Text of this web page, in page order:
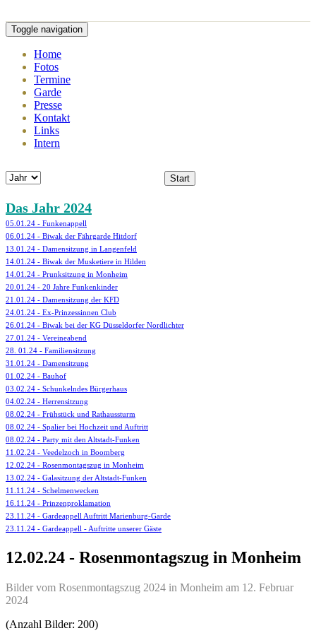
Toggle navigation
Home
Fotos
Termine
Garde
Presse
Kontakt
Links
Intern
Start
Das Jahr 2024
05.01.24 - Funkenappell
06.01.24 - Biwak der Fährgarde Hitdorf
13.01.24 - Damensitzung in Langenfeld
14.01.24 - Biwak der Musketiere in Hilden
14.01.24 - Prunksitzung in Monheim
20.01.24 - 20 Jahre Funkenkinder
21.01.24 - Damensitzung der KFD
24.01.24 - Ex-Prinzessinnen Club
26.01.24 - Biwak bei der KG Düsseldorfer Nordlichter
27.01.24 - Vereineabend
28. 01.24 - Familiensitzung
31.01.24 - Damensitzung
01.02.24 - Bauhof
03.02.24 - Schunkelndes Bürgerhaus
04.02.24 - Herrensitzung
08.02.24 - Frühstück und Rathaussturm
08.02.24 - Spalier bei Hochzeit und Auftritt
08.02.24 - Party mit den Altstadt-Funken
11.02.24 - Veedelzoch in Boomberg
12.02.24 - Rosenmontagszug in Monheim
13.02.24 - Galasitzung der Altstadt-Funken
11.11.24 - Schelmenwecken
16.11.24 - Prinzenproklamation
23.11.24 - Gardeappell Auftritt Marienburg-Garde
23.11.24 - Gardeappell - Auftritte unserer Gäste
12.02.24 - Rosenmontagszug in Monheim
Bilder vom Rosenmontagszug 2024 in Monheim am 12. Februar
2024
(Anzahl Bilder: 200)